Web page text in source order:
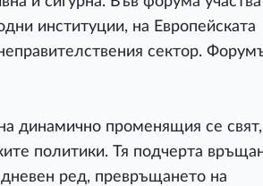
институции, на Европейската
сектор.
динамично променящия се свят,
политики. Тя подчерта
дневен ред, превръщането на